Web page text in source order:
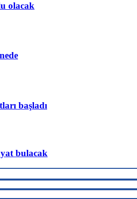
olacak
başladı
bulacak